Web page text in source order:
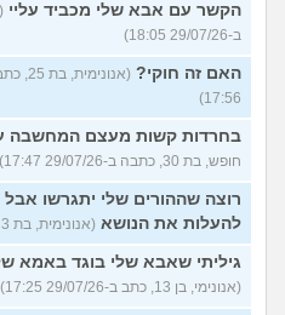
הקשר עם אבא שלי מכביד עליי
ב-29/07/26 18:05)
האם זה חוקי?
17:56)
בחרדות קשות מעצם המחשבה
חופש, בת 30, כתבה ב-29/07/26 17:47)
רוצה שההורים שלי יתגרשו
להעלות את הנושא (אנונימית, בת 23, כתבה ב-29/07/26 17:36)
גיליתי שאבא שלי בוגד באמא
(אנונימי, בן 13, כתב ב-29/07/26 17:25)